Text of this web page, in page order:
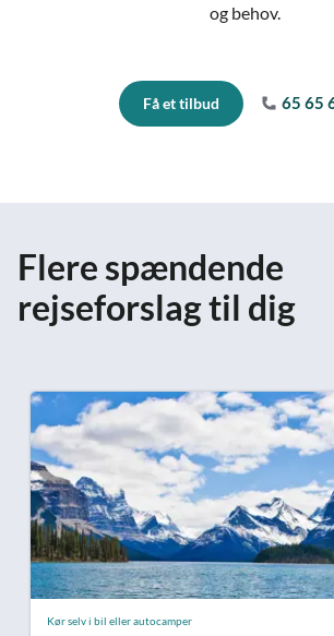
og behov.
Få et tilbud 65 65
Flere spændende
rejseforslag til dig
Kør selv i bil eller autocamper